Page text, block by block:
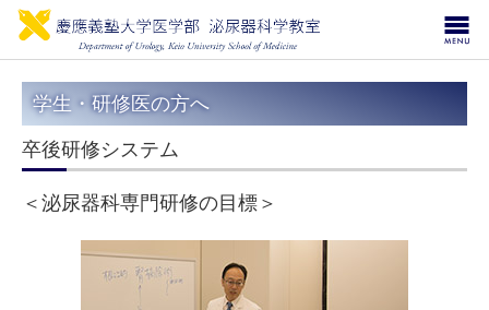
学生・研修医の方へ
卒後研修システム
＜泌尿器科専門研修の目標＞